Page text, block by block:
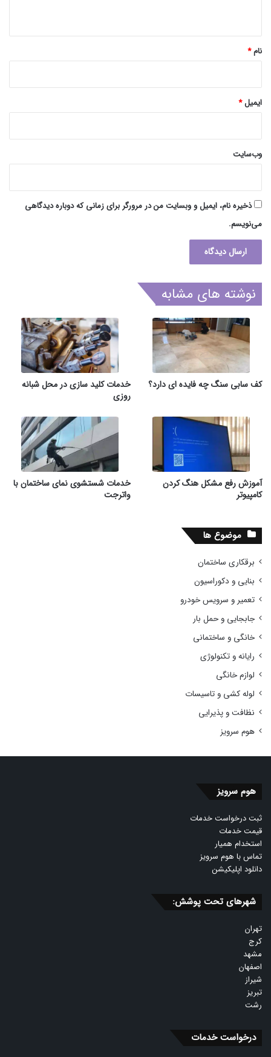
نام*
ایمیل*
وب‌سایت
ذخیره نام، ایمیل و وبسایت من در مرورگر برای زمانی که دوباره دیدگاهی
می‌نویسم.
نوشته های مشابه
کف سابی سنگ چه فایده ای دارد؟
خدمات کلید سازی در محل شبانه
روزی
آموزش رفع مشکل هنگ کردن
کامپیوتر
خدمات شستشوی نمای ساختمان با
واترجت
موضوع ها
برقکاری ساختمان
بنایی و دکوراسیون
تعمیر و سرویس خودرو
جابجایی و حمل بار
خانگی و ساختمانی
رایانه و تکنولوژی
لوازم خانگی
لوله کشی و تاسیسات
نظافت و پذیرایی
هوم سرویز
هوم سرویز
ثبت درخواست خدمات
قیمت خدمات
استخدام همیار
تماس با هوم سرویز
دانلود اپلیکیشن
شهرهای تحت پوشش:
تهران
کرج
مشهد
اصفهان
شیراز
تبریز
رشت
درخواست خدمات